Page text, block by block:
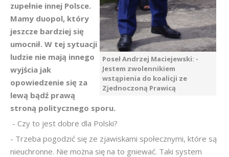
Poseł Andrzej Maciejewski: -
Jestem zwolennikiem
wstąpienia do koalicji ze
Zjednoczoną Prawicą
zupełnie innej Polsce.
Mamy duopol, który
jeszcze bardziej się
umocnił. W tej sytuacji
ludzie nie mają innego
wyjścia jak
opowiedzenie się za
lewą bądź prawą
stroną politycznego sporu.
- Czy to jest dobre dla Polski?
- Trzeba pogodzić się ze zjawiskami społecznymi, które są
nieuchronne. Nie można się na to gniewać. Taki system